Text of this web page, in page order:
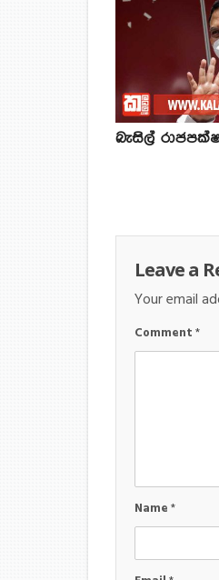
බැසිල්
Leave a
Your email
Comment*
Name*